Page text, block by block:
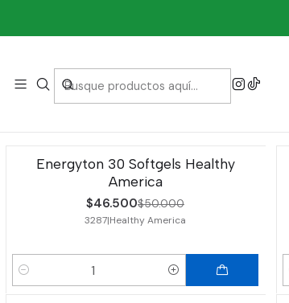
OFF
Energyton 30 Softgels Healthy
America
$46.500$50.000
3287|Healthy America
Cantidad